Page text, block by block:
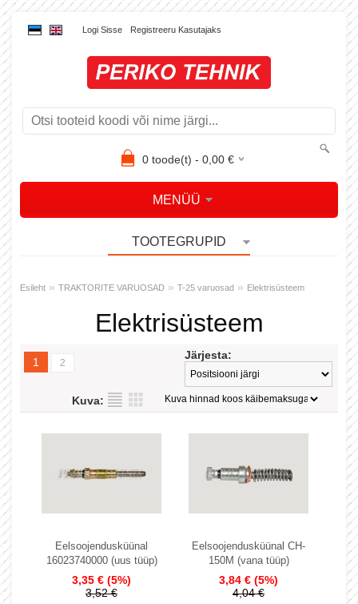
Logi Sisse Registreeru Kasutajaks
0toode(t) - 0,00€
MENÜÜ
TOOTEGRUPID
Esileht » TRAKTORITE VARUOSAD » T-25 varuosad » Elektrisüsteem
Elektrisüsteem
1 2
Järjesta:
Kuva:
Eelsoojendusküünal
16023740000 (uus tüüp)
3,35 € (5%)
3,52 €
Eelsoojendusküünal CH-
150M (vana tüüp)
3,84 € (5%)
4,04 €